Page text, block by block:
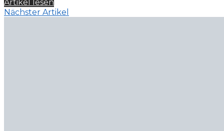
Artikel lesen
Nächster Artikel